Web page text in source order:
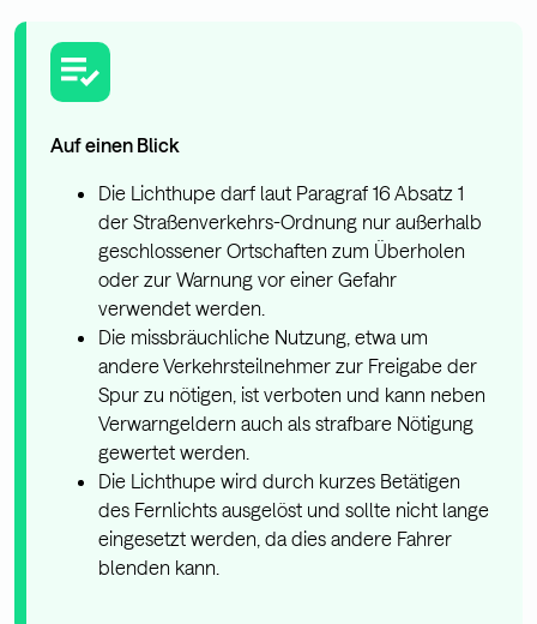
Auf einen Blick
Die Lichthupe darf laut Paragraf 16 Absatz 1
der Straßenverkehrs-Ordnung nur außerhalb
geschlossener Ortschaften zum Überholen
oder zur Warnung vor einer Gefahr
verwendet werden.
Die missbräuchliche Nutzung, etwa um
andere Verkehrsteilnehmer zur Freigabe der
Spur zu nötigen, ist verboten und kann neben
Verwarngeldern auch als strafbare Nötigung
gewertet werden.
Die Lichthupe wird durch kurzes Betätigen
des Fernlichts ausgelöst und sollte nicht lange
eingesetzt werden, da dies andere Fahrer
blenden kann.